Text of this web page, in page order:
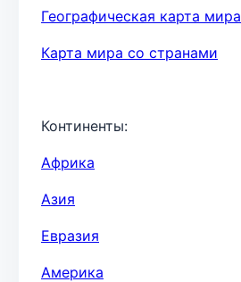
Географическая карта мира
Карта мира со странами
Континенты:
Африка
Азия
Евразия
Америка